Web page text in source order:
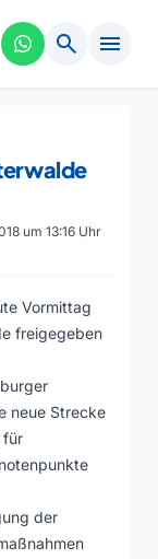
search menu
um 13:16 Uhr
Vormittag
freigegeben
neue Strecke
für
der